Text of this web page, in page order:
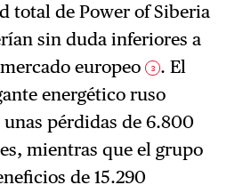
total de Power of Siberia
sin duda inferiores a
europeo 3 . El
energético ruso
pérdidas de 6.800
mientras que el grupo
de 15.290